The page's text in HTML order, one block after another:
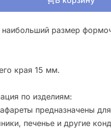
размер
края 15 мм.
по изделиям:
предназначены
печенье и другие